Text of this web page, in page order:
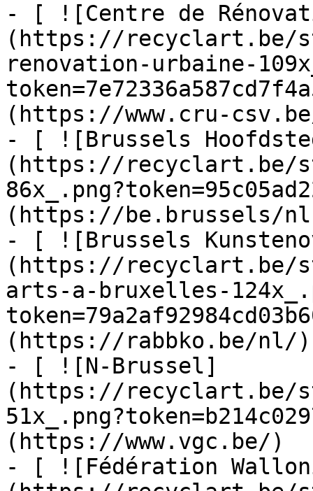
- [ ![Centre de
(https://recyclart.be/
renovation-urbaine-
(https://www.cru-
- [ ![Brussels
(https://recyclart.be/
(https://be.brussels/
- [ ![Brussels
(https://recyclart.be/
arts-a-bruxelles-
(https://rabbko.be/nl/)
- [ ![N-Brussel]
(https://recyclart.be/
(https://www.vgc.be/)
- [ ![Fédération